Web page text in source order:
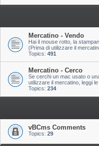
Mercatino - Vendo
Hai il mouse rotto, la
(Prima di utilizzare il
Topics: 491
Mercatino - Cerco
Se cerchi un mac usato o
utilizzare il mercatino, leggi
Topics: 234
vBCms Comments
Topics: 29